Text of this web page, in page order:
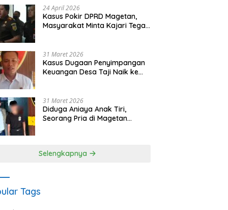
24 April 2026
Kasus Pokir DPRD Magetan,
Masyarakat Minta Kajari Tegak
31 Maret 2026
Kasus Dugaan Penyimpangan
Keuangan Desa Taji Naik ke
31 Maret 2026
Diduga Aniaya Anak Tiri,
Seorang Pria di Magetan
Selengkapnya
Tags